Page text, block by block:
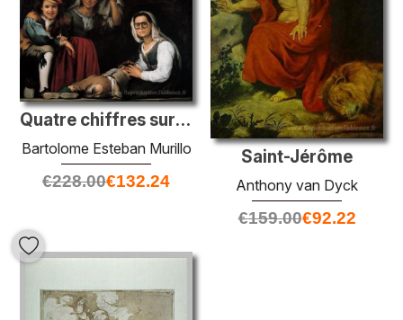
Saint-Jérôme
Anthony van Dyck
€159.00€92.22
Quatre chiffres sur une étape
Bartolome Esteban Murillo
€228.00€132.24